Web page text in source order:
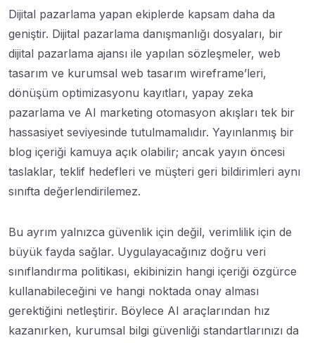
Dijital pazarlama yapan ekiplerde kapsam daha da
geniştir. Dijital pazarlama danışmanlığı dosyaları, bir
dijital pazarlama ajansı ile yapılan sözleşmeler, web
tasarım ve kurumsal web tasarım wireframe’leri,
dönüşüm optimizasyonu kayıtları, yapay zeka
pazarlama ve AI marketing otomasyon akışları tek bir
hassasiyet seviyesinde tutulmamalıdır. Yayınlanmış bir
blog içeriği kamuya açık olabilir; ancak yayın öncesi
taslaklar, teklif hedefleri ve müşteri geri bildirimleri aynı
sınıfta değerlendirilemez.
Bu ayrım yalnızca güvenlik için değil, verimlilik için de
büyük fayda sağlar. Uygulayacağınız doğru veri
sınıflandırma politikası, ekibinizin hangi içeriği özgürce
kullanabileceğini ve hangi noktada onay alması
gerektiğini netleştirir. Böylece AI araçlarından hız
kazanırken, kurumsal bilgi güvenliği standartlarınızı da